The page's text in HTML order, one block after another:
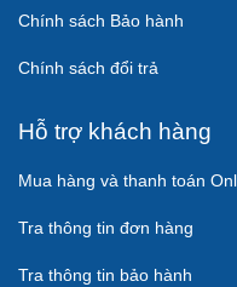
Chính sách Bảo hành
Chính sách đổi trả
Hỗ trợ khách hàng
Mua hàng và thanh toán
Tra thông tin đơn hàng
Tra thông tin bảo hành